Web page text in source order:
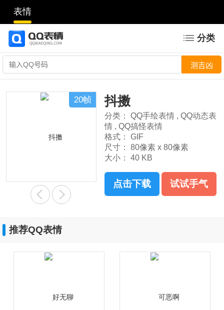
表情
分类
20帧 抖擞
分类： QQ手绘表情 , QQ动态表
情 , QQ搞怪表情
格式：
GIF
尺寸：
80像素 x 80像素
大小：
40 KB
点击下载 试试手气
推荐QQ表情